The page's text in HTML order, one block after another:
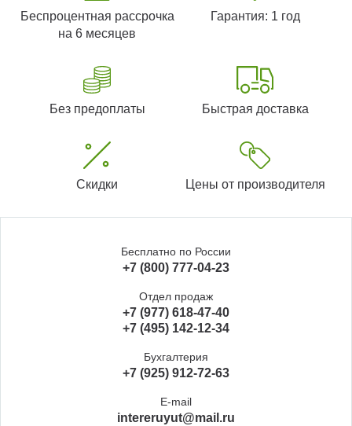
Беспроцентная рассрочка
на 6 месяцев
Гарантия: 1 год
Без предоплаты Быстрая доставка
Скидки Цены от производителя
Бесплатно по России
+7 (800) 777-04-23
Отдел продаж
+7 (977) 618-47-40
+7 (495) 142-12-34
Бухгалтерия
+7 (925) 912-72-63
E-mail
intereruyut@mail.ru